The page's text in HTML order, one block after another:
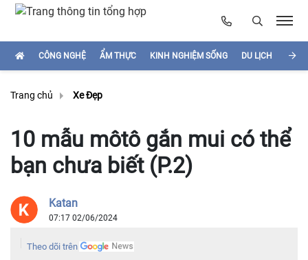
CÔNG NGHỆ ẨM THỰC KINH NGHIỆM SỐNG DU LỊCH
Trang chủ Xe Đẹp
10 mẫu môtô gắn mui có thể
bạn chưa biết (P.2)
Katan
07:17 02/06/2024
Theo dõi trên